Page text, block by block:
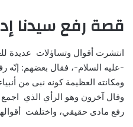
قصة رفع سيدنا
انتشرت أقوال وتساؤلات عديدة
-عليه السلام-، فقال بعضهم: إنّه
ومكانته العظيمة كونه نبى من
وقال آخرون وهو الرأي الذي اجمع
رفع مادى حقيقي، واختلفت